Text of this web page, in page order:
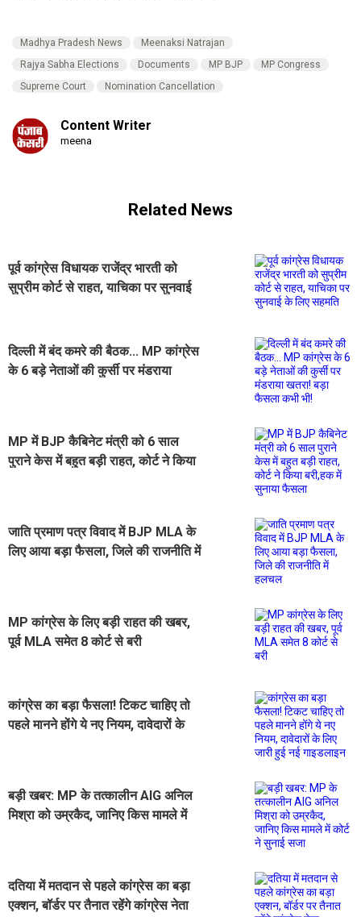
Madhya Pradesh News
Meenaksi Natrajan
Rajya Sabha Elections
Documents MP BJP
MP Congress
Supreme Court
Nomination Cancellation
Content Writer
meena
Related News
पूर्व कांग्रेस विधायक राजेंद्र भारती को
सुप्रीम कोर्ट से राहत, याचिका पर सुनवाई
दिल्ली में बंद कमरे की बैठक... MP कांग्रेस
के 6 बड़े नेताओं की कुर्सी पर मंडराया
MP में BJP कैबिनेट मंत्री को 6 साल
पुराने केस में बहुत बड़ी राहत, कोर्ट ने किया
जाति प्रमाण पत्र विवाद में BJP MLA के
लिए आया बड़ा फैसला, जिले की राजनीति में
MP कांग्रेस के लिए बड़ी राहत की खबर,
पूर्व MLA समेत 8 कोर्ट से बरी
कांग्रेस का बड़ा फैसला! टिकट चाहिए तो
पहले मानने होंगे ये नए नियम, दावेदारों के
बड़ी खबर: MP के तत्कालीन AIG अनिल
मिश्रा को उम्रकैद, जानिए किस मामले में
दतिया में मतदान से पहले कांग्रेस का बड़ा
एक्शन, बॉर्डर पर तैनात रहेंगे कांग्रेस नेता